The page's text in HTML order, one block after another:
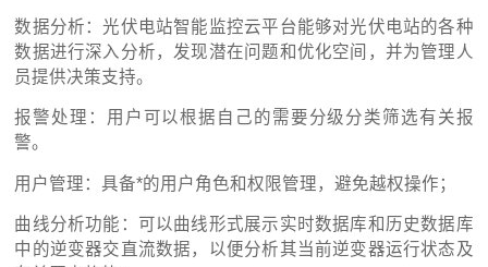
数据分析：光伏电站智能监控云平台能够对光伏电站的各种
数据进行深入分析，发现潜在问题和优化空间，并为管理人
员提供决策支持。
报警处理：用户可以根据自己的需要分级分类筛选有关报
警。
用户管理：具备*的用户角色和权限管理，避免越权操作；
曲线分析功能：可以曲线形式展示实时数据库和历史数据库
中的逆变器交直流数据，以便分析其当前逆变器运行状态及